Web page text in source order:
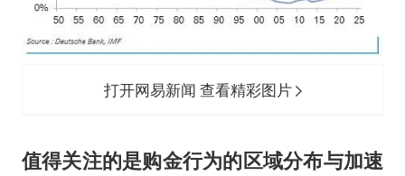
打开网易新闻 查看精彩图片
值得关注的是购金行为的区域分布与加速